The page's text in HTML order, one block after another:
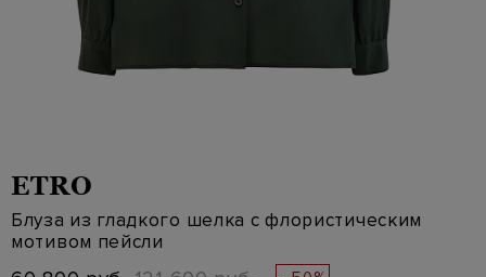
ETRO
Блуза из гладкого шелка с флористическим
мотивом пейсли